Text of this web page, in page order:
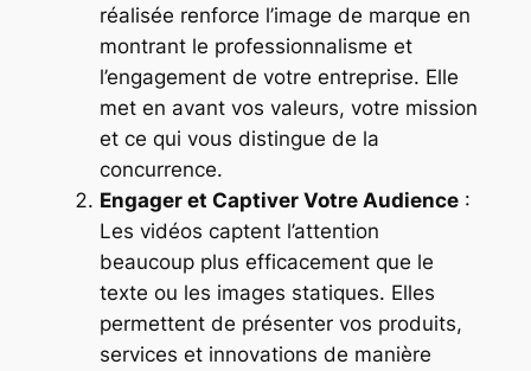
réalisée renforce l’image de marque en
montrant le professionnalisme et
l’engagement de votre entreprise. Elle
met en avant vos valeurs, votre mission
et ce qui vous distingue de la
concurrence.
Engager et Captiver Votre Audience:
Les vidéos captent l’attention
beaucoup plus efficacement que le
texte ou les images statiques. Elles
permettent de présenter vos produits,
services et innovations de manière